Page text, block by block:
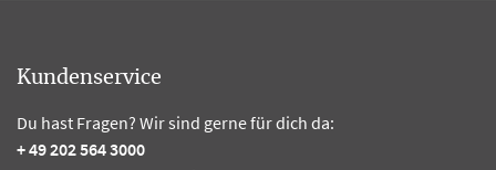
Kundenservice
Du hast Fragen? Wir sind gerne für dich da:
+ 49 202 564 3000